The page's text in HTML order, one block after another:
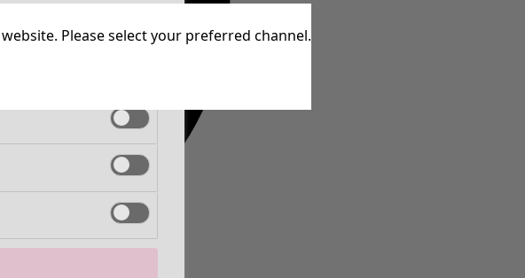
Please select your preferred channel.
Alltid aktiv